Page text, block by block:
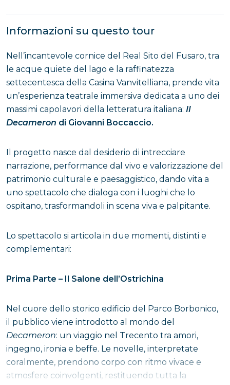
Informazioni su questo tour
Nell’incantevole cornice del Real Sito del Fusaro, tra
le acque quiete del lago e la raffinatezza
settecentesca della Casina Vanvitelliana, prende vita
un’esperienza teatrale immersiva dedicata a uno dei
massimi capolavori della letteratura italiana: Il
Decameron di Giovanni Boccaccio.
Il progetto nasce dal desiderio di intrecciare
narrazione, performance dal vivo e valorizzazione del
patrimonio culturale e paesaggistico, dando vita a
uno spettacolo che dialoga con i luoghi che lo
ospitano, trasformandoli in scena viva e palpitante.
Lo spettacolo si articola in due momenti, distinti e
complementari:
Prima Parte – Il Salone dell’Ostrichina
Nel cuore dello storico edificio del Parco Borbonico,
il pubblico viene introdotto al mondo del
Decameron: un viaggio nel Trecento tra amori,
ingegno, ironia e beffe. Le novelle, interpretate
coralmente, prendono corpo con ritmo vivace e
atmosfere coinvolgenti, restituendo tutta la